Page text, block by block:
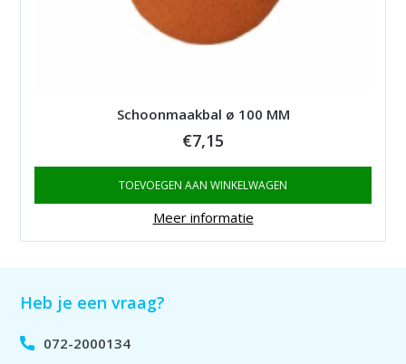
Schoonmaakbal ø 100 MM
€7,15
TOEVOEGEN AAN WINKELWAGEN
Meer informatie
Heb je een vraag?
072-2000134